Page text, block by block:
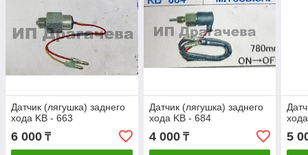
Датчик (лягушка) заднего
хода KB - 663
6 000 ₸
Датчик (лягушка) заднего
хода KB - 684
4 000₸ 5